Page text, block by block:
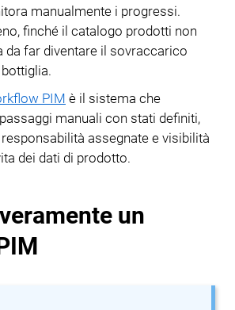
manualmente i progressi.
finché il catalogo prodotti non
da far diventare il sovraccarico
PIM è il sistema che
manuali con stati definiti,
assegnate e visibilità
dei dati di prodotto.
un